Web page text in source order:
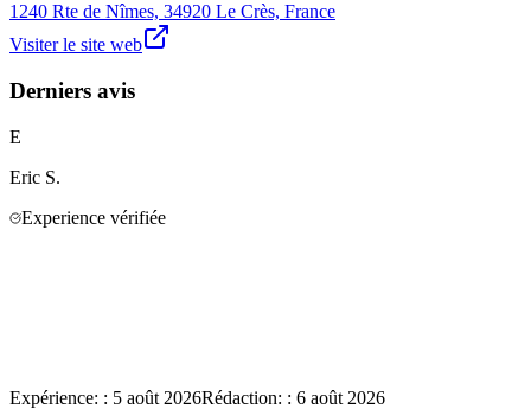
1240 Rte de Nîmes, 34920 Le Crès, France
Visiter le site web
Derniers avis
E
Eric S.
Experience vérifiée
Expérience: : 5 août 2026Rédaction: : 6 août 2026